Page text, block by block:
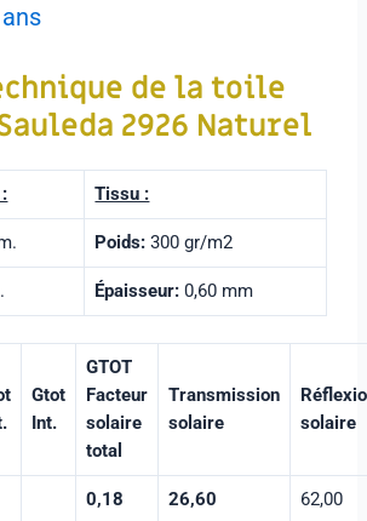
de la toile
2926 Naturel
Tissu :
Poids: 300 gr/m2
Épaisseur:0,60 mm
Gtot
Int.
GTOT
Facteur
solaire
total
Transmission
solaire
solaire
0,18 26,60 62,00